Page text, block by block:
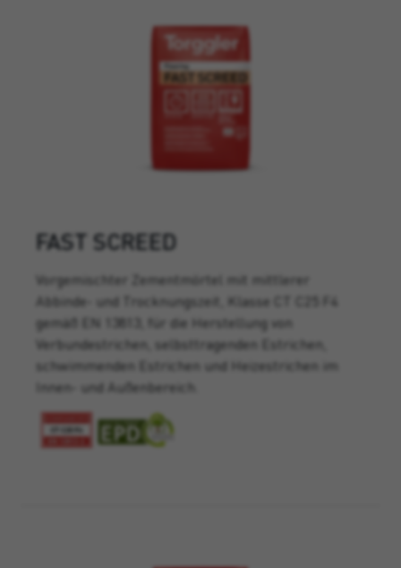
FAST SCREED
Vorgemischter Zementmörtel mit mittlerer
Abbinde- und Trocknungszeit, Klasse CT C25 F4
gemäß EN 13813, für die Herstellung von
Verbundestrichen, selbsttragenden Estrichen,
schwimmenden Estrichen und Heizestrichen im
Innen- und Außenbereich.